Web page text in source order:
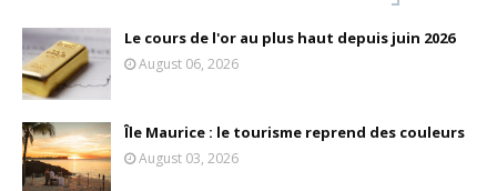
Le cours de l'or au plus haut depuis juin 2026
August 06, 2026
Île Maurice : le tourisme reprend des couleurs
August 03, 2026